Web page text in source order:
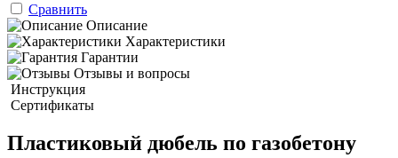
Сравнить
Описание
Характеристики
Гарантии
Отзывы и вопросы
Инструкция
Сертификаты
Пластиковый дюбель по газобетону